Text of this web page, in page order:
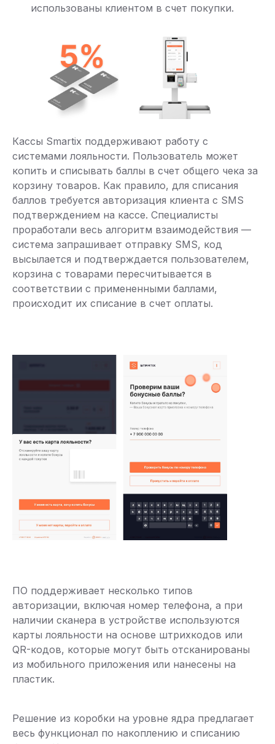
использованы клиентом в счет покупки.
Кассы Smartix поддерживают работу с
системами лояльности. Пользователь может
копить и списывать баллы в счет общего чека за
корзину товаров. Как правило, для списания
баллов требуется авторизация клиента с SMS
подтверждением на кассе. Специалисты
проработали весь алгоритм взаимодействия —
система запрашивает отправку SMS, код
высылается и подтверждается пользователем,
корзина с товарами пересчитывается в
соответствии с примененными баллами,
происходит их списание в счет оплаты.
ПО поддерживает несколько типов
авторизации, включая номер телефона, а при
наличии сканера в устройстве используются
карты лояльности на основе штрихкодов или
QR-кодов, которые могут быть отсканированы
из мобильного приложения или нанесены на
пластик.
Решение из коробки на уровне ядра предлагает
весь функционал по накоплению и списанию